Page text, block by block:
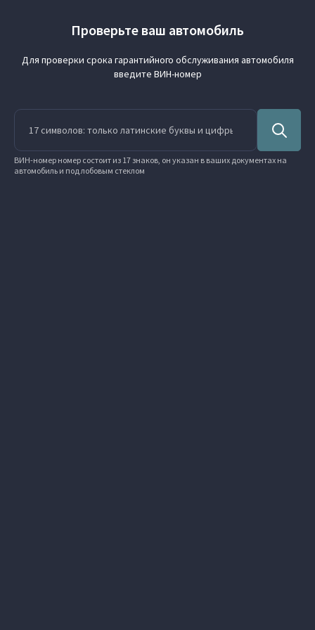
Проверьте ваш автомобиль
Для проверки срока гарантийного обслуживания автомобиля
введите ВИН-номер
ВИН-номер номер состоит из 17 знаков, он указан в ваших документах на
автомобиль и под лобовым стеклом